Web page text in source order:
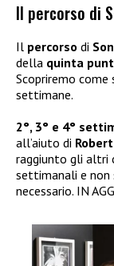
Il percorso di
Il percorso di
della quinta
Scopriremo come
settimane.
2°, 3° e 4°
all’aiuto di
raggiunto gli altri
settimanali e non
necessario. IN